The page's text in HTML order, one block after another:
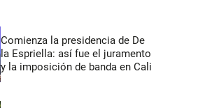
Comienza la presidencia de De
la Espriella: así fue el juramento
y la imposición de banda en Cali